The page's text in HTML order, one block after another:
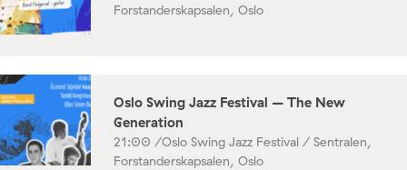
Forstanderskapsalen, Oslo
Oslo Swing Jazz Festival – The New
Generation
21:00 /Oslo Swing Jazz Festival / Sentralen,
Forstanderskapsalen, Oslo